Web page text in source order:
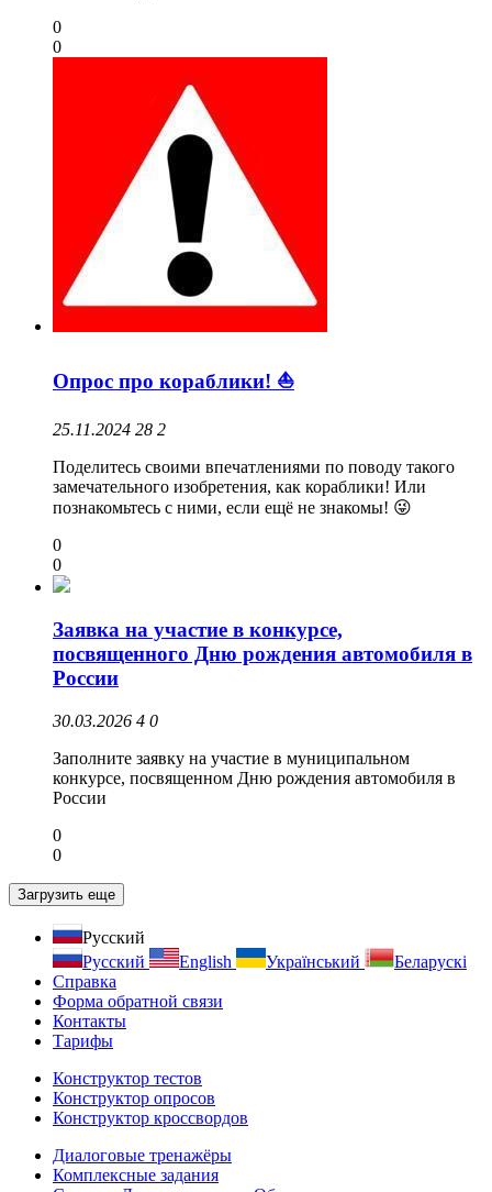
0
0
Опрос про кораблики! ⛵️
25.11.2024 28 2
Поделитесь своими впечатлениями по поводу такого
замечательного изобретения, как кораблики! Или
познакомьтесь с ними, если ещё не знакомы! 😜
0
0
Заявка на участие в конкурсе,
посвященного Дню рождения автомобиля в
России
30.03.2026 4 0
Заполните заявку на участие в муниципальном
конкурсе, посвященном Дню рождения автомобиля в
России
0
0
Загрузить еще
Русский
Русский
English Український
Беларускі
Справка
Форма обратной связи
Контакты
Тарифы
Конструктор тестов
Конструктор опросов
Конструктор кроссвордов
Диалоговые тренажёры
Комплексные задания